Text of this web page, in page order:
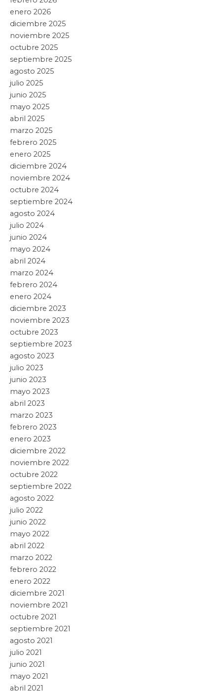
enero 2026
diciembre 2025
noviembre 2025
octubre 2025
septiembre 2025
agosto 2025
julio 2025
junio 2025
mayo 2025
abril 2025
marzo 2025
febrero 2025
enero 2025
diciembre 2024
noviembre 2024
octubre 2024
septiembre 2024
agosto 2024
julio 2024
junio 2024
mayo 2024
abril 2024
marzo 2024
febrero 2024
enero 2024
diciembre 2023
noviembre 2023
octubre 2023
septiembre 2023
agosto 2023
julio 2023
junio 2023
mayo 2023
abril 2023
marzo 2023
febrero 2023
enero 2023
diciembre 2022
noviembre 2022
octubre 2022
septiembre 2022
agosto 2022
julio 2022
junio 2022
mayo 2022
abril 2022
marzo 2022
febrero 2022
enero 2022
diciembre 2021
noviembre 2021
octubre 2021
septiembre 2021
agosto 2021
julio 2021
junio 2021
mayo 2021
abril 2021